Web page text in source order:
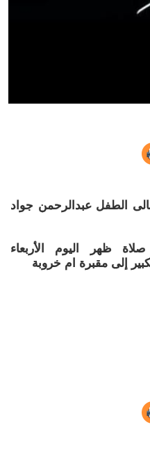
الطفل عبدالرحمن جواد
ظهر اليوم الأربعاء